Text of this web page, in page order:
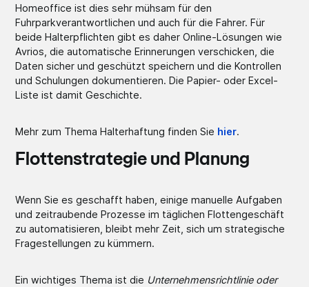
Homeoffice ist dies sehr mühsam für den
Fuhrparkverantwortlichen und auch für die Fahrer. Für
beide Halterpflichten gibt es daher Online-Lösungen wie
Avrios, die automatische Erinnerungen verschicken, die
Daten sicher und geschützt speichern und die Kontrollen
und Schulungen dokumentieren. Die Papier- oder Excel-
Liste ist damit Geschichte.
Mehr zum Thema Halterhaftung finden Sie hier.
Flottenstrategie und Planung
Wenn Sie es geschafft haben, einige manuelle Aufgaben
und zeitraubende Prozesse im täglichen Flottengeschäft
zu automatisieren, bleibt mehr Zeit, sich um strategische
Fragestellungen zu kümmern.
Ein wichtiges Thema ist die Unternehmensrichtlinie oder